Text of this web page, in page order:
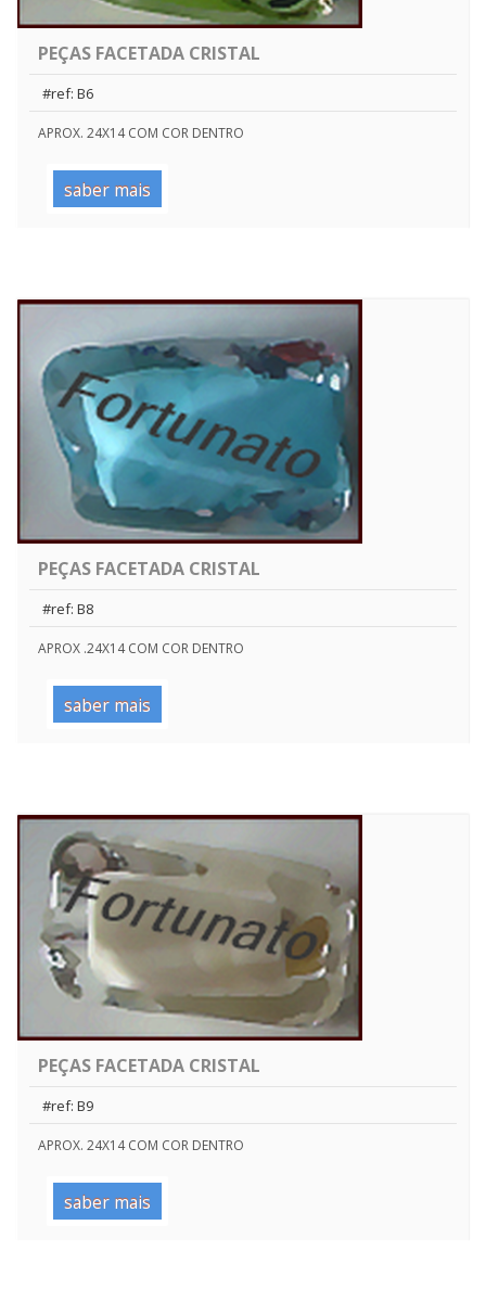
PEÇAS FACETADA CRISTAL
#ref: B6
APROX. 24X14 COM COR DENTRO
saber mais
PEÇAS FACETADA CRISTAL
#ref: B8
APROX .24X14 COM COR DENTRO
saber mais
PEÇAS FACETADA CRISTAL
#ref: B9
APROX. 24X14 COM COR DENTRO
saber mais